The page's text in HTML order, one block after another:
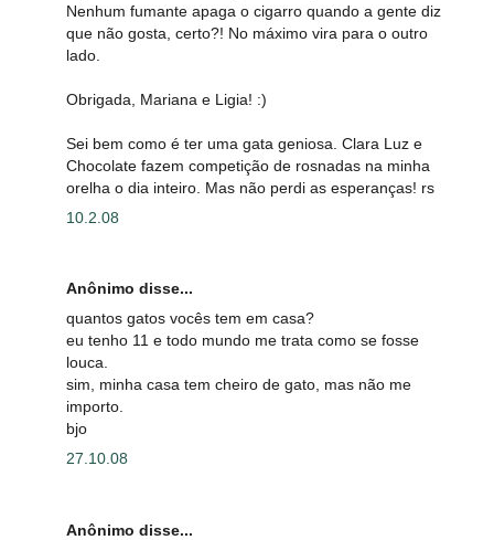
Nenhum fumante apaga o cigarro quando a gente diz
que não gosta, certo?! No máximo vira para o outro
lado.
Obrigada, Mariana e Ligia! :)
Sei bem como é ter uma gata geniosa. Clara Luz e
Chocolate fazem competição de rosnadas na minha
orelha o dia inteiro. Mas não perdi as esperanças! rs
10.2.08
Anônimo disse...
quantos gatos vocês tem em casa?
eu tenho 11 e todo mundo me trata como se fosse
louca.
sim, minha casa tem cheiro de gato, mas não me
importo.
bjo
27.10.08
Anônimo disse...